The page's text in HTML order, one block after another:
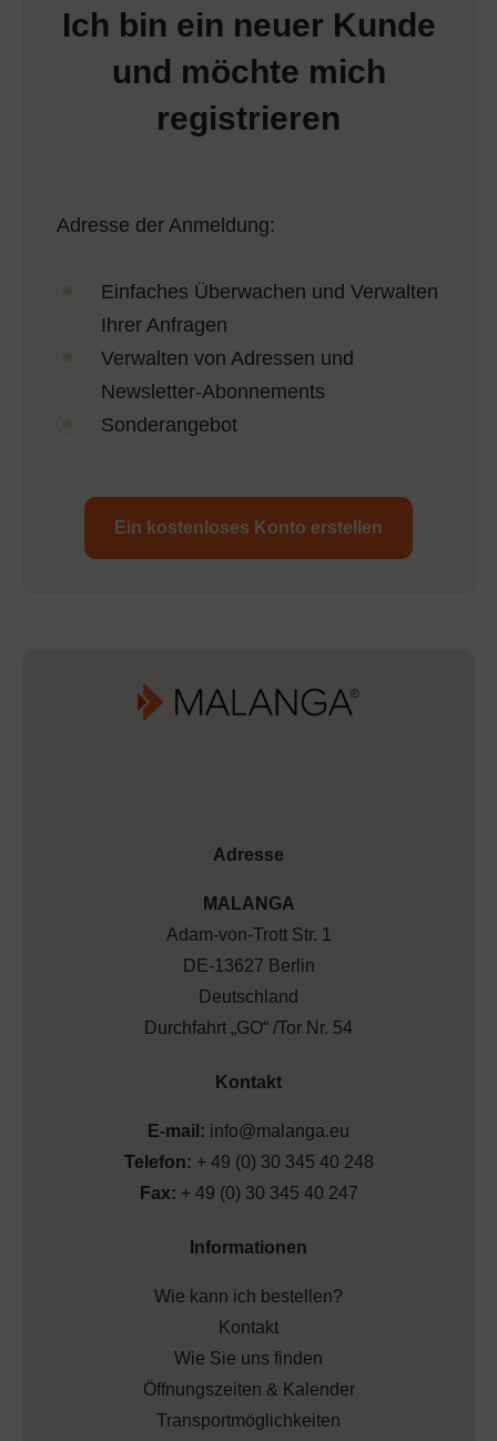
Ich bin ein neuer Kunde
und möchte mich
registrieren
Adresse der Anmeldung:
Einfaches Überwachen und Verwalten
Ihrer Anfragen
Verwalten von Adressen und
Newsletter-Abonnements
Sonderangebot
Ein kostenloses Konto erstellen
Adresse
MALANGA
Adam-von-Trott Str. 1
DE-13627 Berlin
Deutschland
Durchfahrt „GO“ /Tor Nr. 54
Kontakt
E-mail: info@malanga.eu
Telefon: + 49 (0) 30 345 40 248
Fax: + 49 (0) 30 345 40 247
Informationen
Wie kann ich bestellen?
Kontakt
Wie Sie uns finden
Öffnungszeiten & Kalender
Transportmöglichkeiten